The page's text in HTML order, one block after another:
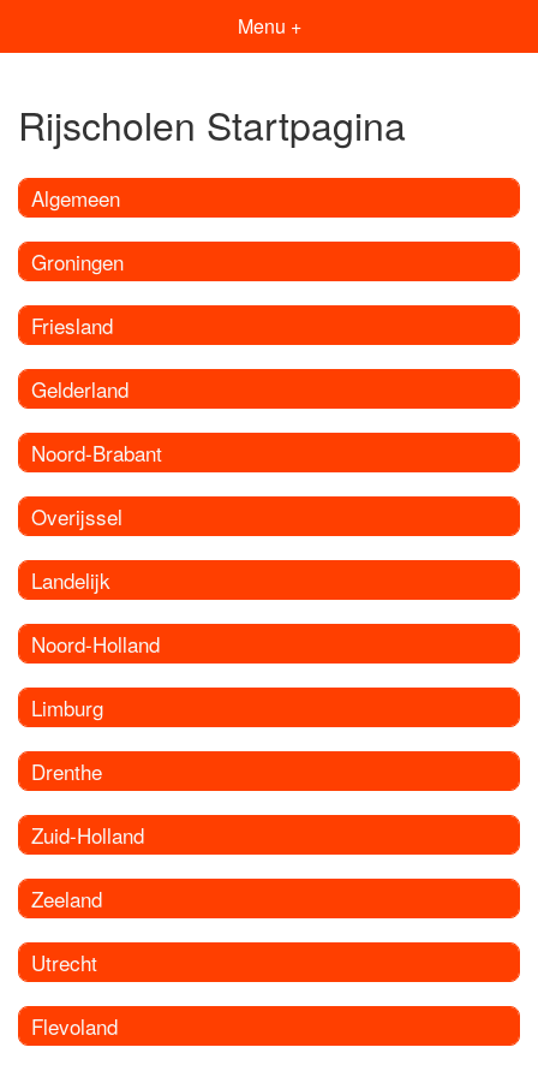
Menu +
Rijscholen Startpagina
Algemeen
Groningen
Friesland
Gelderland
Noord-Brabant
Overijssel
Landelijk
Noord-Holland
Limburg
Drenthe
Zuid-Holland
Zeeland
Utrecht
Flevoland